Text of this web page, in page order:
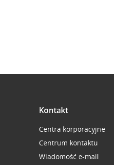
Kontakt
Centra korporacyjne
Centrum kontaktu
Wiadomość e-mail